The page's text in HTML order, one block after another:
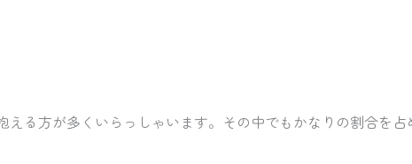
る方が多くいらっしゃいます。その中でもかなりの割合を占